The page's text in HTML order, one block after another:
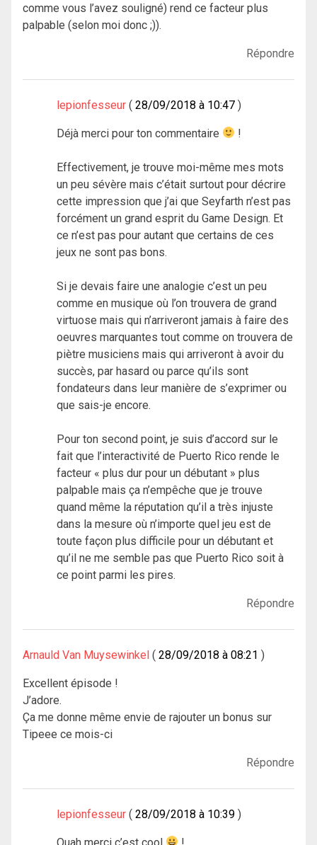
comme vous l’avez souligné) rend ce facteur plus
palpable (selon moi donc ;)).
Répondre
lepionfesseur 28/09/2018 à 10:47
Déjà merci pour ton commentaire !
Effectivement, je trouve moi-même mes mots
un peu sévère mais c’était surtout pour décrire
cette impression que j’ai que Seyfarth n’est pas
forcément un grand esprit du Game Design. Et
ce n’est pas pour autant que certains de ces
jeux ne sont pas bons.
Si je devais faire une analogie c’est un peu
comme en musique où l’on trouvera de grand
virtuose mais qui n’arriveront jamais à faire des
oeuvres marquantes tout comme on trouvera de
piètre musiciens mais qui arriveront à avoir du
succès, par hasard ou parce qu’ils sont
fondateurs dans leur manière de s’exprimer ou
que sais-je encore.
Pour ton second point, je suis d’accord sur le
fait que l’interactivité de Puerto Rico rende le
facteur « plus dur pour un débutant » plus
palpable mais ça n’empêche que je trouve
quand même la réputation qu’il a très injuste
dans la mesure où n’importe quel jeu est de
toute façon plus difficile pour un débutant et
qu’il ne me semble pas que Puerto Rico soit à
ce point parmi les pires.
Répondre
Arnauld Van Muysewinkel 28/09/2018 à 08:21
Excellent épisode !
J’adore.
Ça me donne même envie de rajouter un bonus sur
Tipeee ce mois-ci
Répondre
lepionfesseur 28/09/2018 à 10:39
Ouah merci c’est cool !